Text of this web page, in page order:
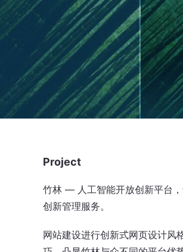
Project
竹林 — 人工智能开放创新平台
创新管理服务。
网站建设进行创新式网页设计风